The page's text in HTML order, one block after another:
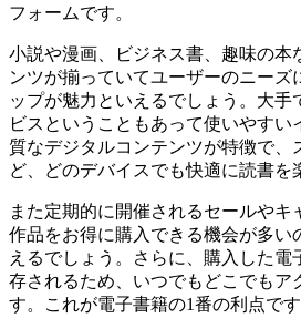
フォームです。
小説や漫画、ビジネス書、趣味の本
ンツが揃っていてユーザーのニーズ
ップが魅力といえるでしょう。大手
ビスということもあって使いやすい
質なデジタルコンテンツが特徴で、
ど、どのデバイスでも快適に読書を
また定期的に開催されるセールやキ
作品をお得に購入できる機会が多い
えるでしょう。さらに、購入した電
存されるため、いつでもどこでもア
す。これが電子書籍の1番の利点です